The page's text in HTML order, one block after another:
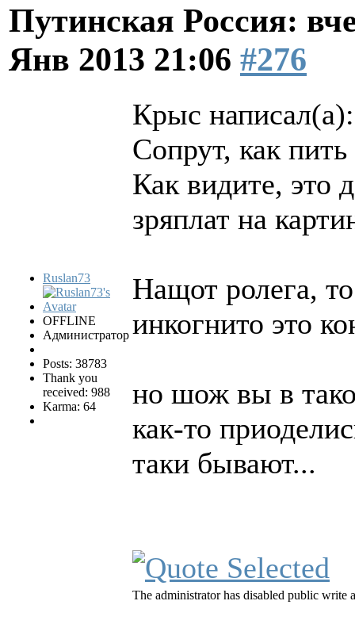
Путинская Россия:
Янв 2013 21:06 #276
Ruslan73
OFFLINE
Администратор
Posts: 38783
Thank you
received: 988
Karma: 64
Крыс написал(а):
Сопрут, как пить
Как видите, это
зряплат на
Нащот ролега,
инкогнито это
но шож вы в
как-то
таки бывают...
The administrator has disabled public write